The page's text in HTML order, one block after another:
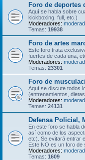
Foro de deportes
Aquí se habla sobre
kickboxing, full, etc.)
Moderadores:
Temas: 19938
Foro de artes
Este foro trata
fuertes de cada una,
Moderadores:
Temas: 23301
Foro de
Aquí se discute todos
(entrenamientos,
Moderadores:
Temas: 24131
Defensa Policial,
En este foro se habla
así como de los
etc). Se evitará entrar
Este NO es un foro de
Moderadores:
Temas: 1609